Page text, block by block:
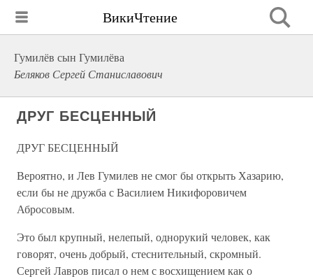
ВикиЧтение
Гумилёв сын Гумилёва
Беляков Сергей Станиславович
ДРУГ БЕСЦЕННЫЙ
ДРУГ БЕСЦЕННЫЙ
Вероятно, и Лев Гумилев не смог бы открыть Хазарию,
если бы не дружба с Василием Никифоровичем
Абросовым.
Это был крупный, нелепый, однорукий человек, как
говорят, очень добрый, стеснительный, скромный.
Сергей Лавров писал о нем с восхищением как о